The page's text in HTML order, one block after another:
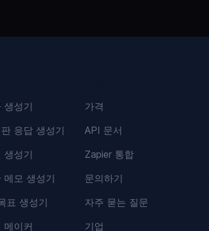
생성기
응답 생성기
생성기
메모 생성기
표 생성기
메이커
가격
API 문서
Zapier 통합
문의하기
자주 묻는 질문
기업